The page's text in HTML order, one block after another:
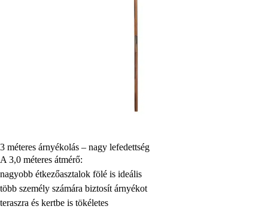
3 méteres árnyékolás – nagy lefedettség
A 3,0 méteres átmérő:
nagyobb étkezőasztalok fölé is ideális
több személy számára biztosít árnyékot
teraszra és kertbe is tökéletes